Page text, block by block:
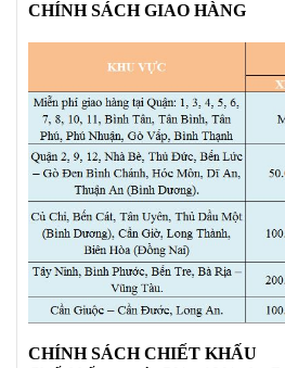
CHÍNH SÁCH GIAO HÀNG
CHÍNH SÁCH CHIẾT KHẤU